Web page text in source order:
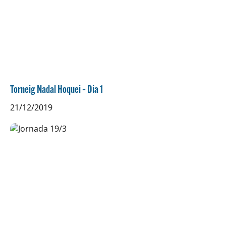
Torneig Nadal Hoquei – Dia 1
21/12/2019